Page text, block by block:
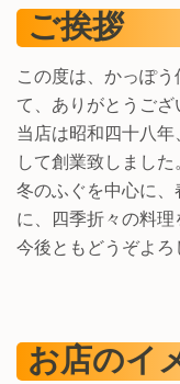
ご挨拶
この度は、かっぽ
て、ありがとうござ
当店は昭和四十八
して創業致しました
冬のふぐを中心に
に、四季折々の料理
今後ともどうぞよろ
お店のイ